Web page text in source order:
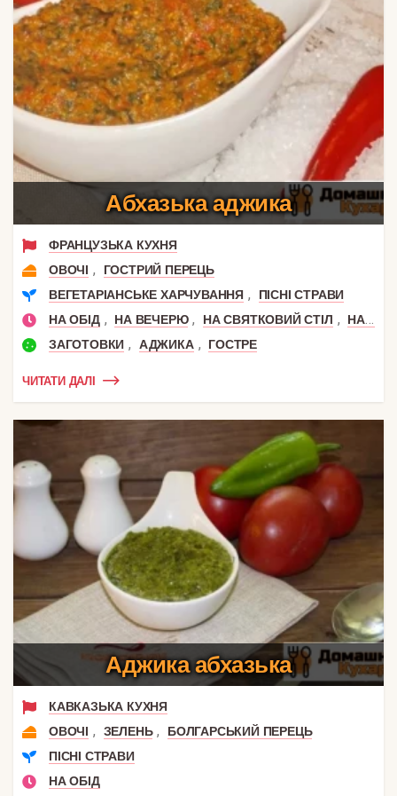
Абхазька аджика
ФРАНЦУЗЬКА КУХНЯ
ОВОЧІ ,
ГОСТРИЙ ПЕРЕЦЬ
ВЕГЕТАРІАНСЬКЕ ХАРЧУВАННЯ ,
ПІСНІ СТРАВИ
НА ОБІД , НА ВЕЧЕРЮ , НА СВЯТКОВИЙ СТІЛ ,
НА СНІДАНОК
ЗАГОТОВКИ , АДЖИКА , ГОСТРЕ
ЧИТАТИ ДАЛІ
Аджика абхазька
КАВКАЗЬКА КУХНЯ
ОВОЧІ , ЗЕЛЕНЬ ,
БОЛГАРСЬКИЙ ПЕРЕЦЬ
ПІСНІ СТРАВИ
НА ОБІД